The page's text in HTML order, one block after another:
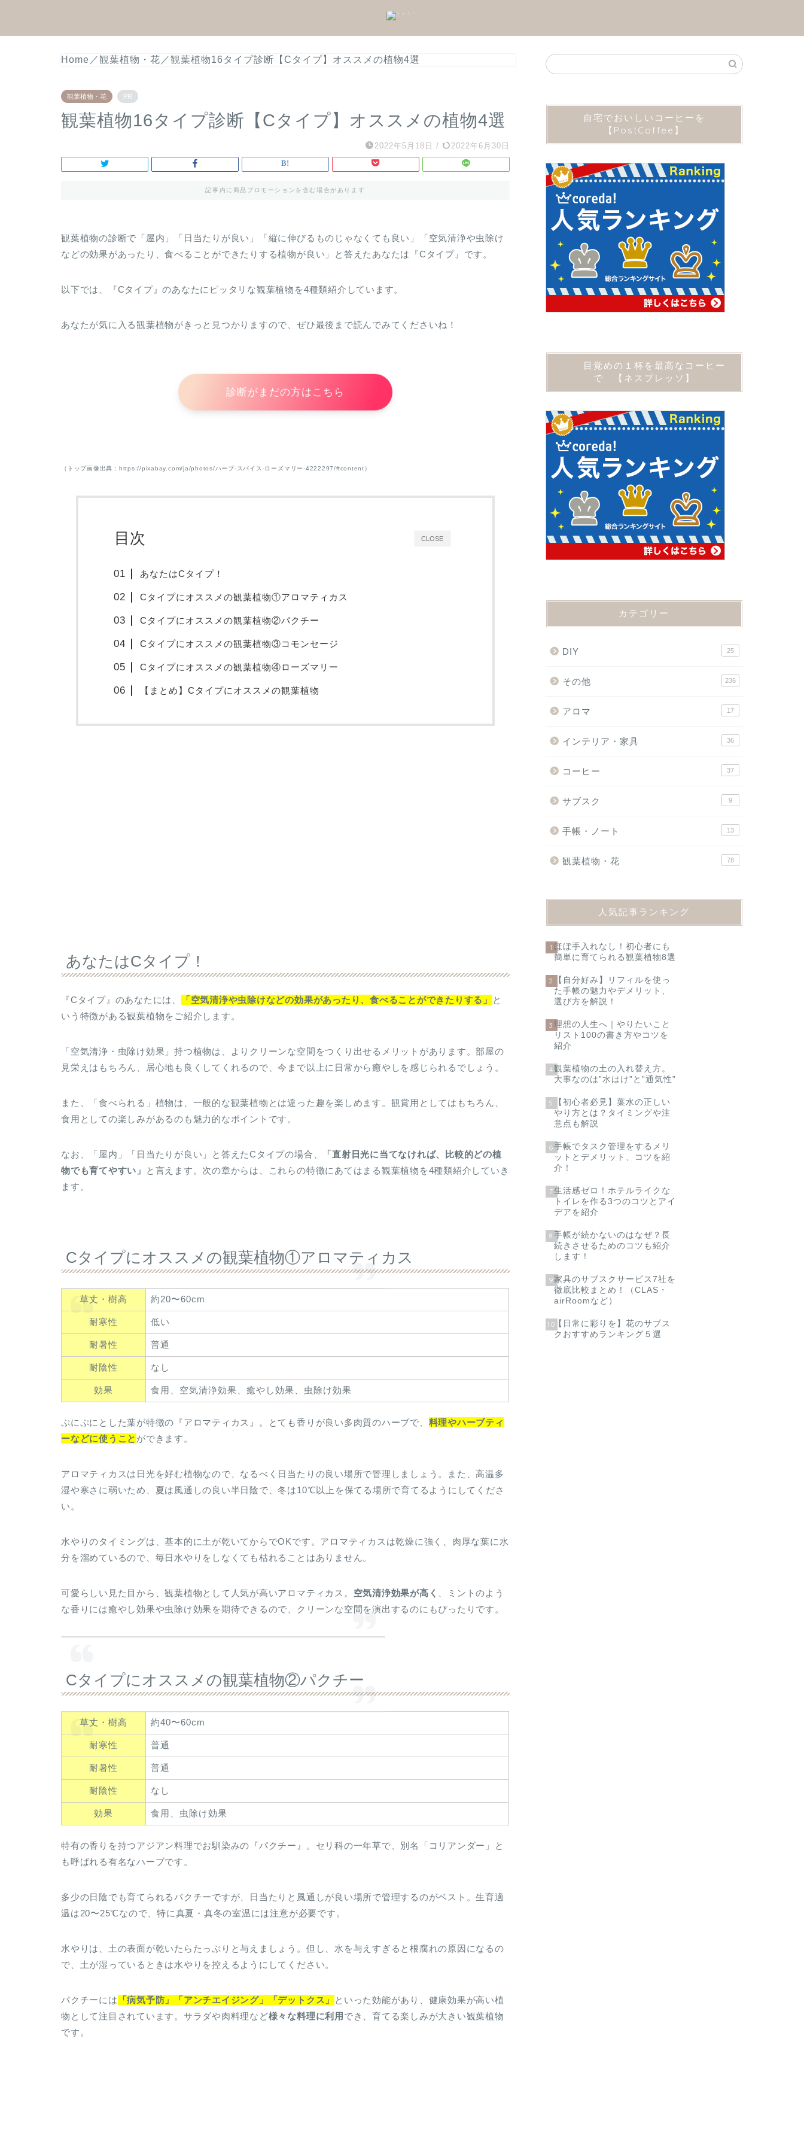
Home ／観葉植物・花 ／観葉植物16タイプ診断【Cタイプ】オススメの植物4選
観葉植物・花 PR
観葉植物16タイプ診断【Cタイプ】オススメの植物4選
2022年5月18日 / 2022年6月30日
記事内に商品プロモーションを含む場合があります
観葉植物の診断で「屋内」「日当たりが良い」「縦に伸びるものじゃなくても良い」「空気清浄や虫除け
などの効果があったり、食べることができたりする植物が良い」と答えたあなたは『Cタイプ』です。
以下では、『Cタイプ』のあなたにピッタリな観葉植物を4種類紹介しています。
あなたが気に入る観葉植物がきっと見つかりますので、ぜひ最後まで読んでみてくださいね！
診断がまだの方はこちら
（トップ画像出典：https://pixabay.com/ja/photos/ハーブ-スパイス-ローズマリー-4222297/#content）
CLOSE
目次
あなたはCタイプ！
Cタイプにオススメの観葉植物①アロマティカス
Cタイプにオススメの観葉植物②パクチー
Cタイプにオススメの観葉植物③コモンセージ
Cタイプにオススメの観葉植物④ローズマリー
【まとめ】Cタイプにオススメの観葉植物
あなたはCタイプ！
『Cタイプ』のあなたには、 「空気清浄や虫除けなどの効果があったり、食べることができたりする」
と
いう特徴がある観葉植物をご紹介します。
「空気清浄・虫除け効果」持つ植物は、よりクリーンな空間をつくり出せるメリットがあります。部屋の
見栄えはもちろん、居心地も良くしてくれるので、今まで以上に日常から癒やしを感じられるでしょう。
また、「食べられる」植物は、一般的な観葉植物とは違った趣を楽しめます。観賞用としてはもちろん、
食用としての楽しみがあるのも魅力的なポイントです。
なお、「屋内」「日当たりが良い」と答えたCタイプの場合、
「直射日光に当てなければ、比較的どの植
物でも育てやすい」
と言えます。次の章からは、これらの特徴にあてはまる観葉植物を4種類紹介していき
ます。
Cタイプにオススメの観葉植物①アロマティカス
草丈・樹高 約20〜60cm
耐寒性 低い
耐暑性 普通
耐陰性 なし
効果 食用、空気清浄効果、癒やし効果、虫除け効果
ぷにぷにとした葉が特徴の『アロマティカス』。とても香りが良い多肉質のハーブで、 料理やハーブティ
ーなどに使うこと ができます。
アロマティカスは日光を好む植物なので、なるべく日当たりの良い場所で管理しましょう。また、高温多
湿や寒さに弱いため、夏は風通しの良い半日陰で、冬は10℃以上を保てる場所で育てるようにしてくださ
い。
水やりのタイミングは、基本的に土が乾いてからでOKです。アロマティカスは乾燥に強く、肉厚な葉に水
分を溜めているので、毎日水やりをしなくても枯れることはありません。
可愛らしい見た目から、観葉植物として人気が高いアロマティカス。 空気清浄効果が高く
、ミントのよう
な香りには癒やし効果や虫除け効果を期待できるので、クリーンな空間を演出するのにもぴったりです。
Cタイプにオススメの観葉植物②パクチー
草丈・樹高 約40〜60cm
耐寒性 普通
耐暑性 普通
耐陰性 なし
効果 食用、虫除け効果
特有の香りを持つアジアン料理でお馴染みの『パクチー』。セリ科の一年草で、別名「コリアンダー」と
も呼ばれる有名なハーブです。
多少の日陰でも育てられるパクチーですが、日当たりと風通しが良い場所で管理するのがベスト。生育適
温は20〜25℃なので、特に真夏・真冬の室温には注意が必要です。
水やりは、土の表面が乾いたらたっぷりと与えましょう。但し、水を与えすぎると根腐れの原因になるの
で、土が湿っているときは水やりを控えるようにしてください。
パクチーには 「病気予防」「アンチエイジング」「デットクス」
といった効能があり、健康効果が高い植
物として注目されています。サラダや肉料理など様々な料理に利用 でき、育てる楽しみが大きい観葉植物
です。
自宅でおいしいコーヒーを
【PostCoffee】
目覚めの１杯を最高なコーヒー
で 【ネスプレッソ】
カテゴリー
DIY 25
その他 236
アロマ 17
インテリア・家具 36
コーヒー 37
サブスク 9
手帳・ノート 13
観葉植物・花 78
人気記事ランキング
1 ほぼ手入れなし！初心者にも
簡単に育てられる観葉植物8選
2
【自分好み】リフィルを使っ
た手帳の魅力やデメリット、
選び方を解説！
3理想の人生へ｜やりたいこと
リスト100の書き方やコツを
紹介
4観葉植物の土の入れ替え方。
大事なのは”水はけ”と”通気性”
5
【初心者必見】葉水の正しい
やり方とは？タイミングや注
意点も解説
6手帳でタスク管理をするメリ
ットとデメリット、コツを紹
介！
7生活感ゼロ！ホテルライクな
トイレを作る3つのコツとアイ
デアを紹介
8手帳が続かないのはなぜ？長
続きさせるためのコツも紹介
します！
9家具のサブスクサービス7社を
徹底比較まとめ！（CLAS・
airRoomなど）
10【日常に彩りを】花のサブス
クおすすめランキング５選